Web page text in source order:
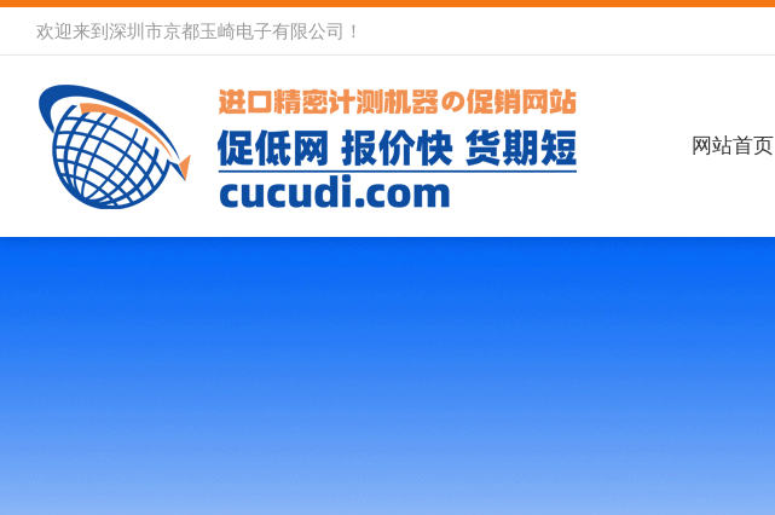
欢迎来到深圳市京都玉崎电子有限公司！
网站首页